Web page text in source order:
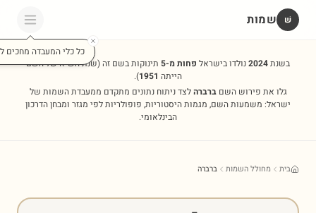
שׁ שמות
כל כלי המעבדה מחכים
בשנת2024נולדו בישראל פחות מ-5 תינוקות בשם זה(שנת השיא של השם
הייתה 1951
).
גלו את פירוש השםברברהלצד ניתוח נתונים מתקדם ממעבדת השמות של
ישראל: משמעות השם, מגמות היסטוריות, פופולריות לפי מגזר ומבחן הדרכון
הבינלאומי.
בית מחולל השמות ברברה